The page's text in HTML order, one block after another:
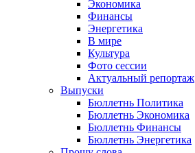
Экономика
Финансы
Энергетика
В мире
Культура
Фото сессии
Актуальный репортаж
Выпуски
Бюллетнь Политика
Бюллетнь Экономика
Бюллетнь Финансы
Бюллетнь Энергетика